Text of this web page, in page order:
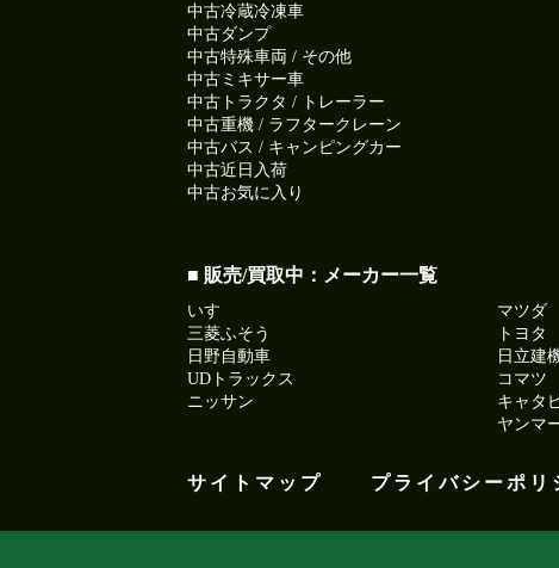
中古冷蔵冷凍車
中古ダンプ
中古特殊車両 / その他
中古ミキサー車
中古トラクタ / トレーラー
中古重機 / ラフタークレーン
中古バス / キャンピングカー
中古近日入荷
中古お気に入り
■ 販売/買取中：メーカー一覧
いすゞ
三菱ふそう
日野自動車
UDトラックス
ニッサン
マツダ
トヨタ
日立建
コマツ
キャタ
ヤンマ
サイトマップ プライバシーポリ